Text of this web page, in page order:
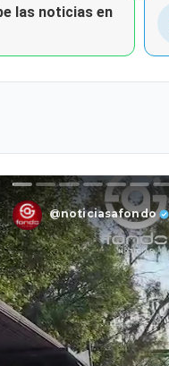
las noticias en
@noticiasafondo